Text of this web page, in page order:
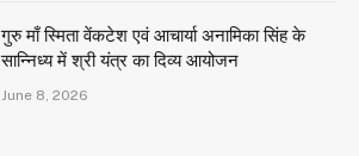
गुरु माँ स्मिता वेंकटेश एवं आचार्या अनामिका सिंह के
सान्निध्य में श्री यंत्र का दिव्य आयोजन
June 8, 2026